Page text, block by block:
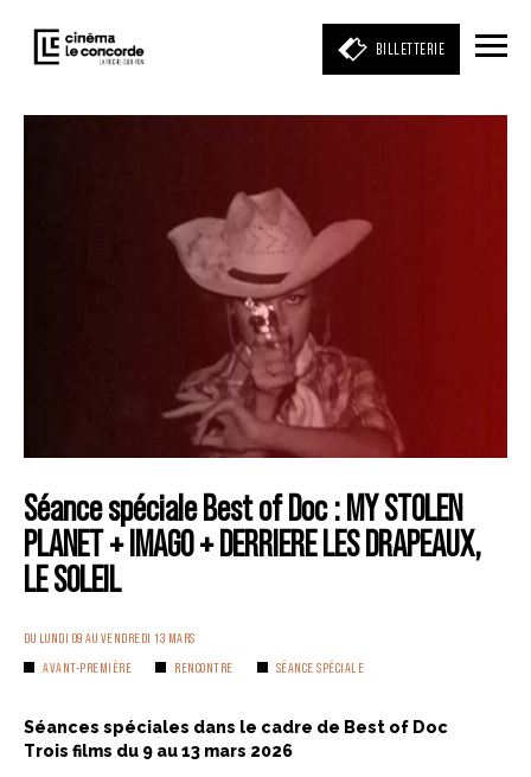
BILLETTERIE
(film, réalisateur, acteur, événement)
Séance spéciale Best of Doc : MY STOLEN
PLANET + IMAGO + DERRIERE LES DRAPEAUX,
LE SOLEIL
DU LUNDI 09 AU VENDREDI 13 MARS
AVANT-PREMIÈRE
RENCONTRE SÉANCE SPÉCIALE
Séances spéciales dans le cadre de Best of Doc
Trois films du 9 au 13 mars 2026